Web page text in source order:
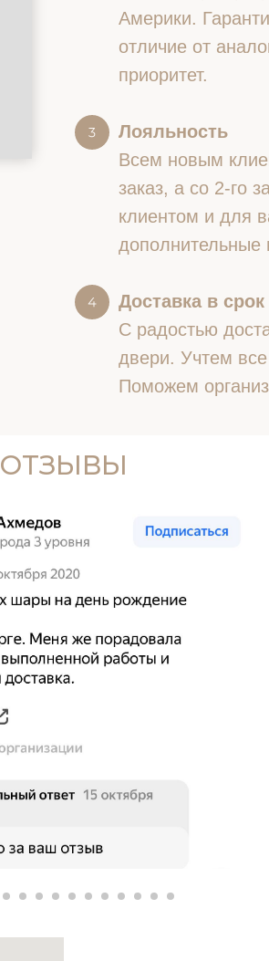
Америки.
отличие от
приоритет.
Лояльность
Всем новым
заказ, а со 2-го
клиентом и для
дополнительные
Доставка в срок
С радостью
двери. Учтем
Поможем
ОТЗЫВЫ